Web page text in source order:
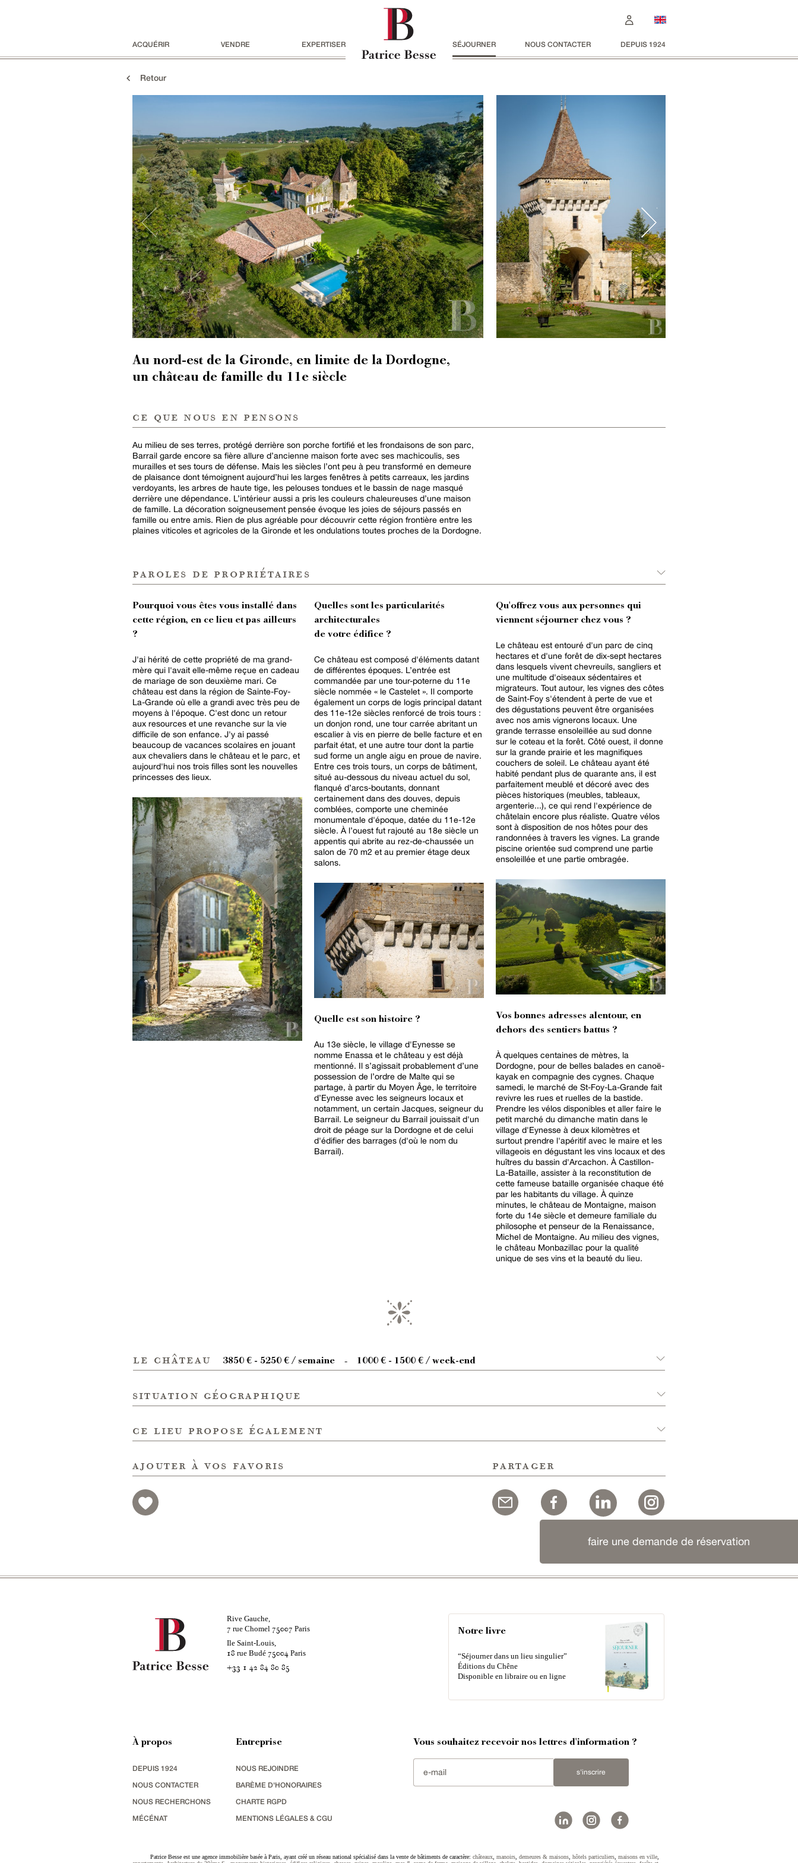
ACQUÉRIR VENDRE EXPERTISER SÉJOURNER NOUS CONTACTER DEPUIS 1924
Retour
Au nord-est de la Gironde, en limite de la Dordogne,
un château de famille du 11e siècle
ce que nous en pensons
Au milieu de ses terres, protégé derrière son porche fortifié et les frondaisons de son parc,
Barrail garde encore sa fière allure d’ancienne maison forte avec ses machicoulis, ses
murailles et ses tours de défense. Mais les siècles l’ont peu à peu transformé en demeure
de plaisance dont témoignent aujourd’hui les larges fenêtres à petits carreaux, les jardins
verdoyants, les arbres de haute tige, les pelouses tondues et le bassin de nage masqué
derrière une dépendance. L’intérieur aussi a pris les couleurs chaleureuses d’une maison
de famille. La décoration soigneusement pensée évoque les joies de séjours passés en
famille ou entre amis. Rien de plus agréable pour découvrir cette région frontière entre les
plaines viticoles et agricoles de la Gironde et les ondulations toutes proches de la Dordogne.
paroles de propriétaires
Pourquoi vous êtes vous installé dans
cette région, en ce lieu et pas ailleurs
?
J'ai hérité de cette propriété de ma grand-
mère qui l'avait elle-même reçue en cadeau
de mariage de son deuxième mari. Ce
château est dans la région de Sainte-Foy-
La-Grande où elle a grandi avec très peu de
moyens à l'époque. C'est donc un retour
aux resources et une revanche sur la vie
difficile de son enfance. J'y ai passé
beaucoup de vacances scolaires en jouant
aux chevaliers dans le château et le parc, et
aujourd'hui nos trois filles sont les nouvelles
princesses des lieux.
Quelles sont les particularités
architecturales
de votre édifice ?
Ce château est composé d'éléments datant
de différentes époques. L’entrée est
commandée par une tour-poterne du 11e
siècle nommée « le Castelet ». Il comporte
également un corps de logis principal datant
des 11e-12e siècles renforcé de trois tours :
un donjon rond, une tour carrée abritant un
escalier à vis en pierre de belle facture et en
parfait état, et une autre tour dont la partie
sud forme un angle aigu en proue de navire.
Entre ces trois tours, un corps de bâtiment,
situé au-dessous du niveau actuel du sol,
flanqué d’arcs-boutants, donnant
certainement dans des douves, depuis
comblées, comporte une cheminée
monumentale d'époque, datée du 11e-12e
siècle. À l’ouest fut rajouté au 18e siècle un
appentis qui abrite au rez-de-chaussée un
salon de 70 m2 et au premier étage deux
salons.
Quelle est son histoire ?
Au 13e siècle, le village d'Eynesse se
nomme Enassa et le château y est déjà
mentionné. Il s’agissait probablement d’une
possession de l’ordre de Malte qui se
partage, à partir du Moyen Âge, le territoire
d’Eynesse avec les seigneurs locaux et
notamment, un certain Jacques, seigneur du
Barrail. Le seigneur du Barrail jouissait d'un
droit de péage sur la Dordogne et de celui
d'édifier des barrages (d'où le nom du
Barrail).
Qu'offrez vous aux personnes qui
viennent séjourner chez vous ?
Le château est entouré d'un parc de cinq
hectares et d'une forêt de dix-sept hectares
dans lesquels vivent chevreuils, sangliers et
une multitude d'oiseaux sédentaires et
migrateurs. Tout autour, les vignes des côtes
de Saint-Foy s'étendent à perte de vue et
des dégustations peuvent être organisées
avec nos amis vignerons locaux. Une
grande terrasse ensoleillée au sud donne
sur le coteau et la forêt. Côté ouest, il donne
sur la grande prairie et les magnifiques
couchers de soleil. Le château ayant été
habité pendant plus de quarante ans, il est
parfaitement meublé et décoré avec des
pièces historiques (meubles, tableaux,
argenterie...), ce qui rend l'expérience de
châtelain encore plus réaliste. Quatre vélos
sont à disposition de nos hôtes pour des
randonnées à travers les vignes. La grande
piscine orientée sud comprend une partie
ensoleillée et une partie ombragée.
Vos bonnes adresses alentour, en
dehors des sentiers battus ?
À quelques centaines de mètres, la
Dordogne, pour de belles balades en canoë-
kayak en compagnie des cygnes. Chaque
samedi, le marché de St-Foy-La-Grande fait
revivre les rues et ruelles de la bastide.
Prendre les vélos disponibles et aller faire le
petit marché du dimanche matin dans le
village d'Eynesse à deux kilomètres et
surtout prendre l'apéritif avec le maire et les
villageois en dégustant les vins locaux et des
huîtres du bassin d'Arcachon. À Castillon-
La-Bataille, assister à la reconstitution de
cette fameuse bataille organisée chaque été
par les habitants du village. À quinze
minutes, le château de Montaigne, maison
forte du 14e siècle et demeure familiale du
philosophe et penseur de la Renaissance,
Michel de Montaigne. Au milieu des vignes,
le château Monbazillac pour la qualité
unique de ses vins et la beauté du lieu.
le château 3850 € - 5250 € / semaine - 1000 € - 1500 € / week-end
situation géographique
ce lieu propose également
ajouter à vos favoris partager
faire une demande de réservation
Rive Gauche,
7 rue Chomel 75007 Paris
Ile Saint-Louis,
18 rue Budé 75004Paris
+33 1 42 84 80 85
Notre livre
“Séjourner dans un lieu singulier”
Éditions du Chêne
Disponible en libraire ou en ligne
À propos
DEPUIS 1924
NOUS CONTACTER
NOUS RECHERCHONS
MÉCÉNAT
Entreprise
NOUS REJOINDRE
BARÈME D'HONORAIRES
CHARTE RGPD
MENTIONS LÉGALES & CGU
Vous souhaitez recevoir nos lettres d'information ?
s'inscrire
Patrice Besse est une agence immobilière basée à Paris, ayant créé un réseau national spécialisé dans la vente de bâtiments de caractère: châteaux manoirs demeures & maisons hôtels particuliers maisons en ville